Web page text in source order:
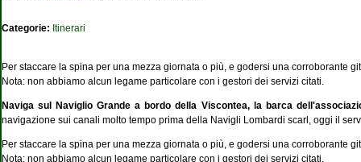
Categorie: Itinerari
Per staccare la spina per una mezza giornata o più, e godersi una corroborante
Nota: non abbiamo alcun legame particolare con i gestori dei servizi citati.
Naviga sul Naviglio Grande a bordo della Viscontea, la barca
navigazione sui canali molto tempo prima della Navigli Lombardi scarl, oggi il
Per staccare la spina per una mezza giornata o più, e godersi una corroborante
Nota: non abbiamo alcun legame particolare con i gestori dei servizi citati.